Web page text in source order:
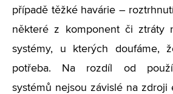
případě těžké havárie –
některé z komponent či ztráty
systémy, u kterých doufáme,
potřeba. Na rozdíl od
systémů nejsou závislé na zdroji